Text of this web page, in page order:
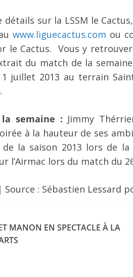
détails sur la LSSM le
www.liguecactus.com ou
le Cactus. Vous y
du match de la
juillet 2013 au terrain
la semaine : Jimmy
à la hauteur de ses
de la saison 2013 lors de
l’Airmac lors du match du
: Sébastien Lessard
MANON EN SPECTACLE À LA